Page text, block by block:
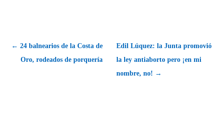
← 24 balnearios de la Costa de
Oro, rodeados de porquería
Edil Lúquez: la Junta promovió
la ley antiaborto pero ¡en mi
nombre, no! →